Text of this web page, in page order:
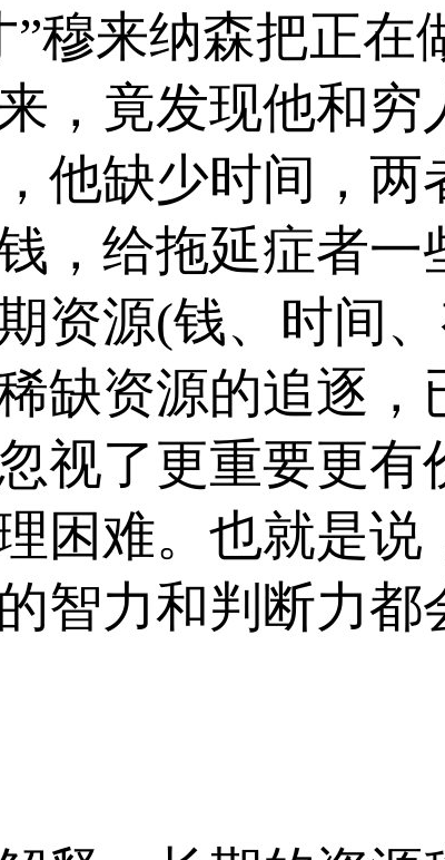
”穆来纳森把正
，竟发现他和
他缺少时间，
，给拖延症者
资源(钱、时间
缺资源的追逐
视了更重要更
困难。也就是
智力和判断力